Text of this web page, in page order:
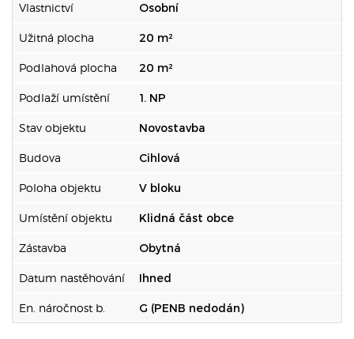
Vlastnictví Osobní
Užitná plocha 20 m²
Podlahová plocha 20 m²
Podlaží umístění 1. NP
Stav objektu Novostavba
Budova Cihlová
Poloha objektu V bloku
Umístění objektu Klidná část obce
Zástavba Obytná
Datum nastěhování Ihned
En. náročnost b. G (PENB nedodán)